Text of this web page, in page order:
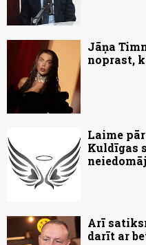
Jāņa
noprast,
Laime
Kuldīgas
Arī
darīt ar